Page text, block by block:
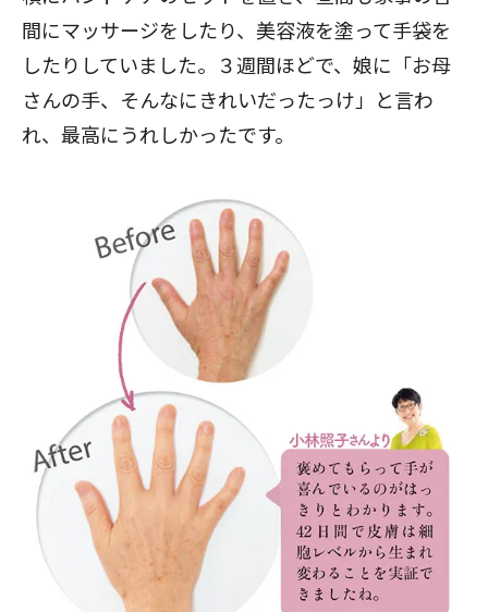
間にマッサージをしたり、美容液を塗って手袋を
したりしていました。３週間ほどで、娘に「お母
さんの手、そんなにきれいだったっけ」と言わ
れ、最高にうれしかったです。